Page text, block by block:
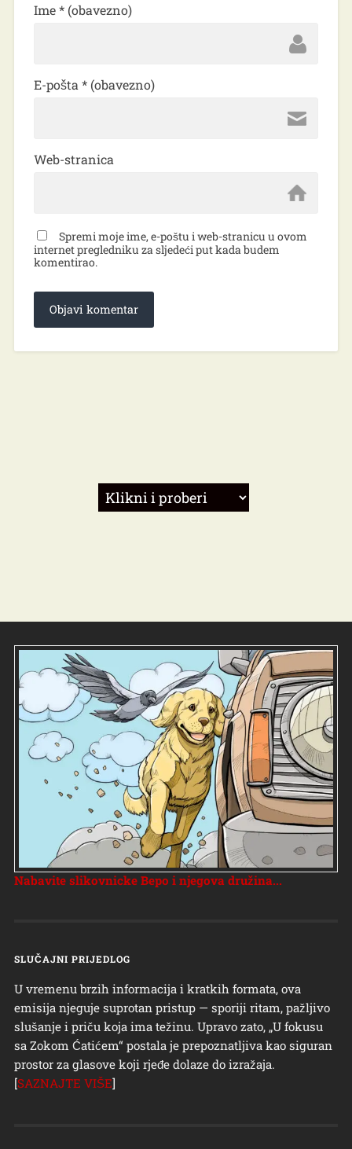
Ime* (obavezno)
E-pošta * (obavezno)
Web-stranica
Spremi moje ime, e-poštu i web-stranicu u ovom
internet pregledniku za sljedeći put kada budem
komentirao.
Nabavite slikovnicke Bepo i njegova družina...
SLUČAJNI PRIJEDLOG
U vremenu brzih informacija i kratkih formata, ova
emisija njeguje suprotan pristup — sporiji ritam, pažljivo
slušanje i priču koja ima težinu. Upravo zato, „U fokusu
sa Zokom Ćatićem“ postala je prepoznatljiva kao siguran
prostor za glasove koji rjeđe dolaze do izražaja.
[SAZNAJTE VIŠE]